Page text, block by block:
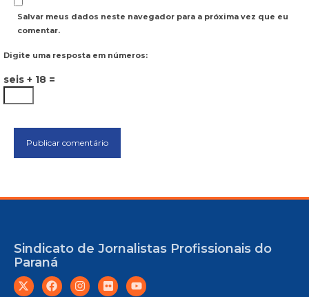
Salvar meus dados neste navegador para a próxima vez que eu
comentar.
Digite uma resposta em números:
seis + 18 =
Sindicato de Jornalistas Profissionais do
Paraná